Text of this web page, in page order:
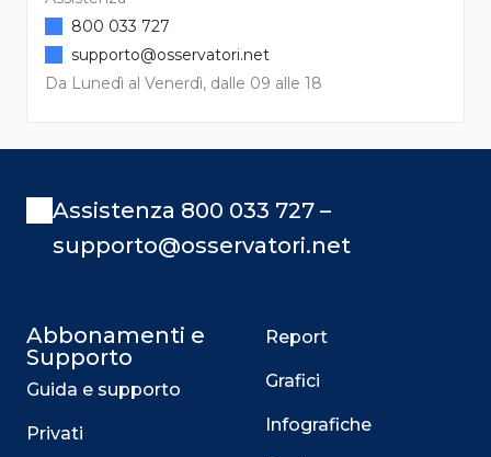
Da Lunedì al Venerdì, dalle 09 alle 18
800 033 727
supporto@osservatori.net
Assistenza 800 033 727 –
supporto@osservatori.net
Abbonamenti e
Supporto
Guida e supporto
Privati
Report
Grafici
Infografiche